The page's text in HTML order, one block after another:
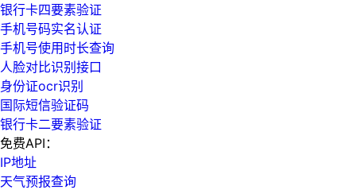
银行卡四要素验证
手机号码实名认证
手机号使用时长查询
人脸对比识别接口
身份证ocr识别
国际短信验证码
银行卡二要素验证
免费API：
IP地址
天气预报查询